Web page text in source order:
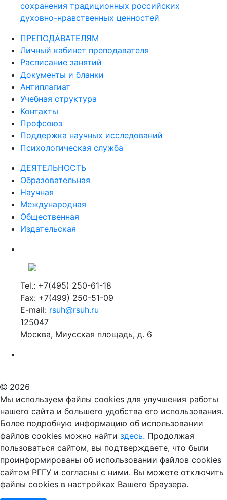
сохранения традиционных российских
духовно-нравственных ценностей
ПРЕПОДАВАТЕЛЯМ
Личный кабинет преподавателя
Расписание занятий
Документы и бланки
Антиплагиат
Учебная структура
Контакты
Профсоюз
Поддержка научных исследований
Психологическая служба
ДЕЯТЕЛЬНОСТЬ
Образовательная
Научная
Международная
Общественная
Издательская
Tel.: +7(495) 250-61-18
Fax: +7(499) 250-51-09
E-mail: rsuh@rsuh.ru
125047
Москва, Миусская площадь, д. 6
2026
Мы используем файлы cookies для улучшения работы
нашего сайта и большего удобства его использования.
Более подробную информацию об использовании
файлов cookies можно найти здесь. Продолжая
пользоваться сайтом, вы подтверждаете, что были
проинформированы об использовании файлов cookies
сайтом РГГУ и согласны с ними. Вы можете отключить
файлы cookies в настройках Вашего браузера.